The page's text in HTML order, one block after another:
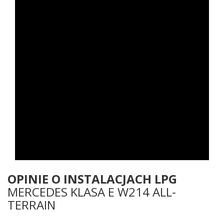
OPINIE O INSTALACJACH LPG
MERCEDES KLASA E W214 ALL-
TERRAIN